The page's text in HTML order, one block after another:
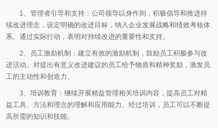
1、管理者引导和支持：公司领导以身作则，积极倡导和推进持
续改进理念，设定明确的改进目标，纳入企业发展战略和绩效考核体
系。通过实际行动，表明对持续改进的重要性和支持。
2、员工激励机制：建立有效的激励机制，鼓励员工积极参与改
进活动。对提出有意义改进建议的员工给予物质和精神奖励，激发员
工的主动性和创造力。
3、培训教育：继续开展精益管理相关培训内容，提高员工对精
益工具、方法和理念的理解和应用能力。经过培训，员工可以不断提
高所需的知识和技能。